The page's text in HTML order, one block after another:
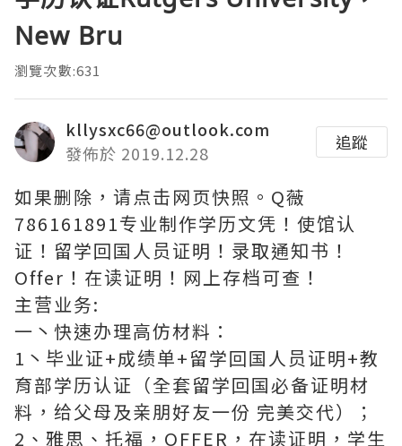
New Bru
瀏覽次數:631
kllysxc66@outlook.com
發佈於 2019.12.28
追蹤
如果删除，请点击网页快照。Q薇
786161891专业制作学历文凭！使馆认
证！留学回国人员证明！录取通知书！
Offer！在读证明！网上存档可查！
主营业务:
一丶快速办理高仿材料：
1丶毕业证+成绩单+留学回国人员证明+教
育部学历认证（全套留学回国必备证明材
料，给父母及亲朋好友一份 完美交代）；
2、雅思、托福，OFFER，在读证明，学生